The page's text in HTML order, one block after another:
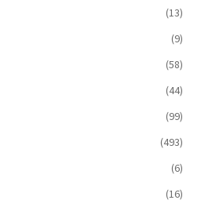
(13)
(9)
(58)
(44)
(99)
(493)
(6)
(16)